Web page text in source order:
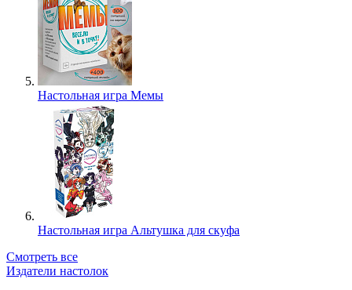
Настольная игра Мемы
Настольная игра Альтушка для скуфа
Смотреть все
Издатели настолок